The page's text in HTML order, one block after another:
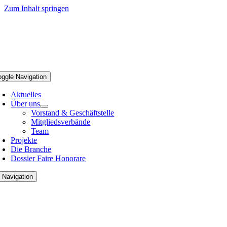
Zum Inhalt springen
Navigation
Aktuelles
Über uns
Vorstand & Geschäftstelle
Mitgliedsverbände
Team
Projekte
Die Branche
Dossier Faire Honorare
Navigation